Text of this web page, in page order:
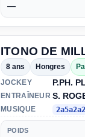
—
ITONO DE
8 ans Hongres
JOCKEY
P.PH.
ENTRAÎNEUR S.
MUSIQUE
POIDS